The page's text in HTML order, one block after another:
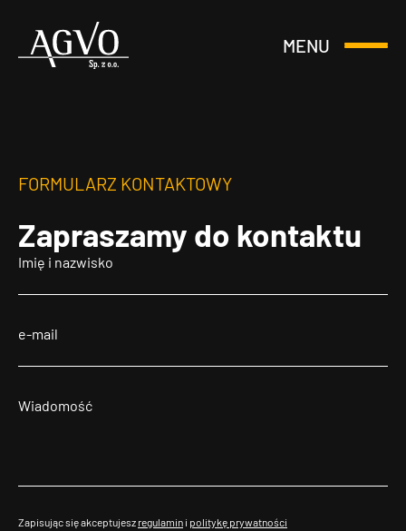
Header
MENU
Otwórz
FORMULARZ KONTAKTOWY
Zapraszamy do kontaktu
Zapisując się akceptujesz regulamin i politykę prywatności